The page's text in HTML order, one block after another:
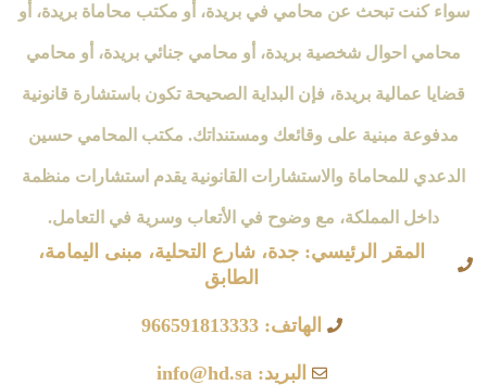
سواء كنت تبحث عن محامي في بريدة، أو مكتب محاماة بريدة، أو
محامي احوال شخصية بريدة، أو محامي جنائي بريدة، أو محامي
قضايا عمالية بريدة، فإن البداية الصحيحة تكون باستشارة قانونية
مدفوعة مبنية على وقائعك ومستنداتك. مكتب المحامي حسين
الدعدي للمحاماة والاستشارات القانونية يقدم استشارات منظمة
داخل المملكة، مع وضوح في الأتعاب وسرية في التعامل.
المقر الرئيسي: جدة، شارع التحلية، مبنى اليمامة،
الطابق
الهاتف: 966591813333
البريد: info@hd.sa